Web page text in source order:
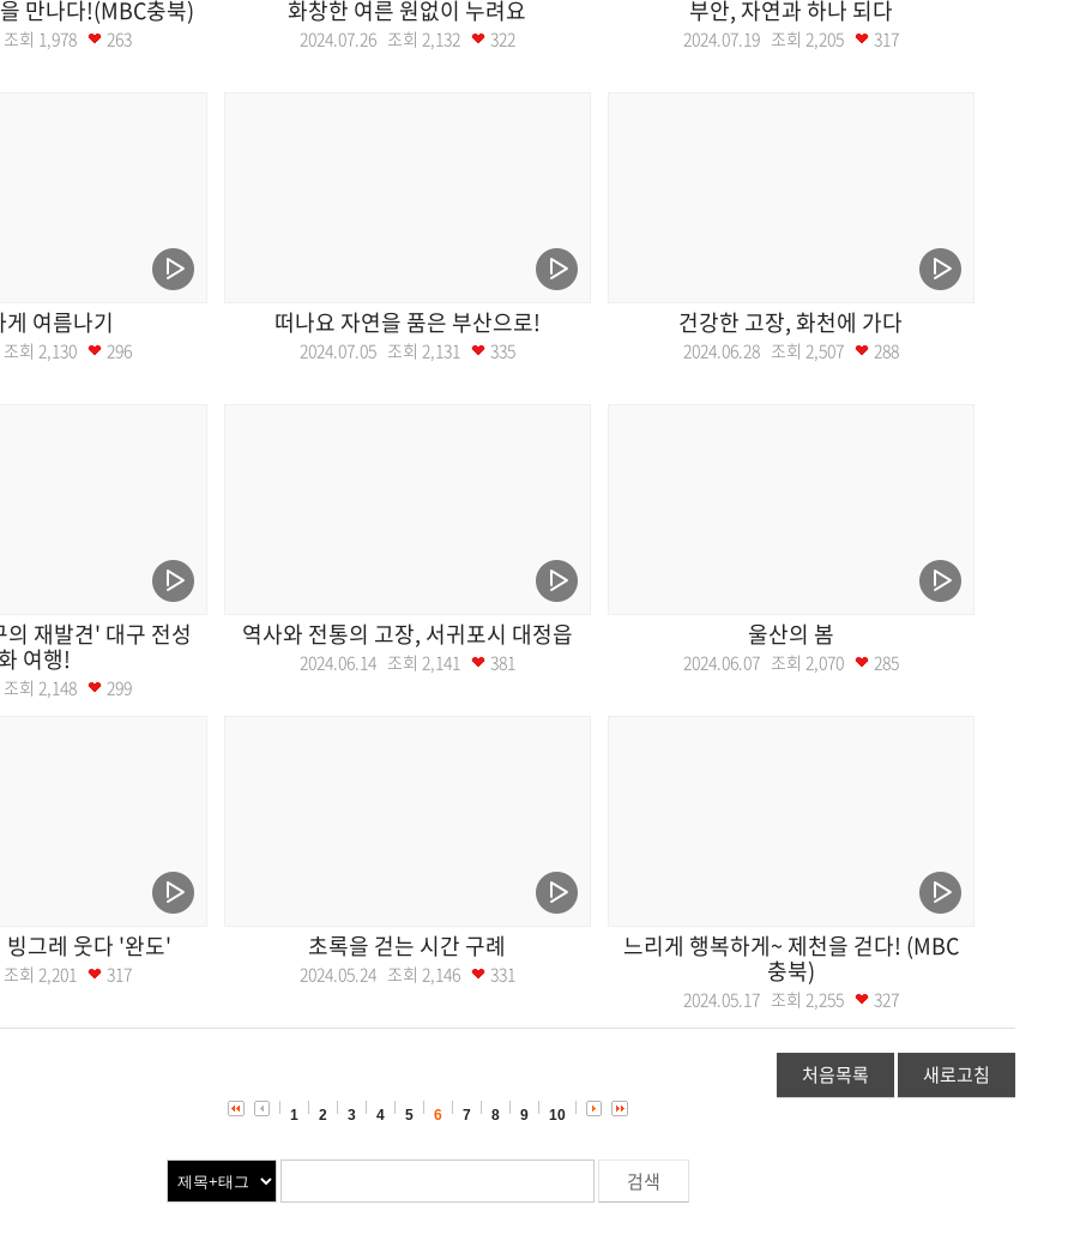
만나다!(MBC충북)
회 1,978 263
화창한 여른 원없이 누려요
2024.07.26 조회 2,132 322
부안, 자연과 하나 되다
2024.07.19 조회 2,205 317
여름나기
회 2,130 296
떠나요 자연을 품은 부산으로!
2024.07.05 조회 2,131 335
건강한 고장, 화천에 가다
2024.06.28 조회 2,507 288
재발견' 대구 전성
여행!
회 2,148 299
역사와 전통의 고장, 서귀포시 대정읍
2024.06.14 조회 2,141 381
울산의 봄
2024.06.07 조회 2,070 285
빙그레 웃다 '완도'
회 2,201 317
초록을 걷는 시간 구례
2024.05.24 조회 2,146 331
느리게 행복하게~ 제천을 걷다! (MBC
충북)
2024.05.17 조회 2,255 327
처음목록 새로고침
1 2 3 4 5 6 7 8 9 10